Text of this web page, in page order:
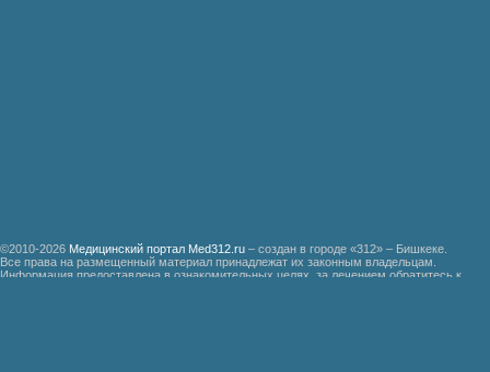
©2010-2026 Медицинский портал Med312.ru – создан в городе «312» – Бишкеке.
Все права на размещенный материал принадлежат их законным владельцам.
Информация предоставлена в ознакомительных целях, за лечением обратитесь к